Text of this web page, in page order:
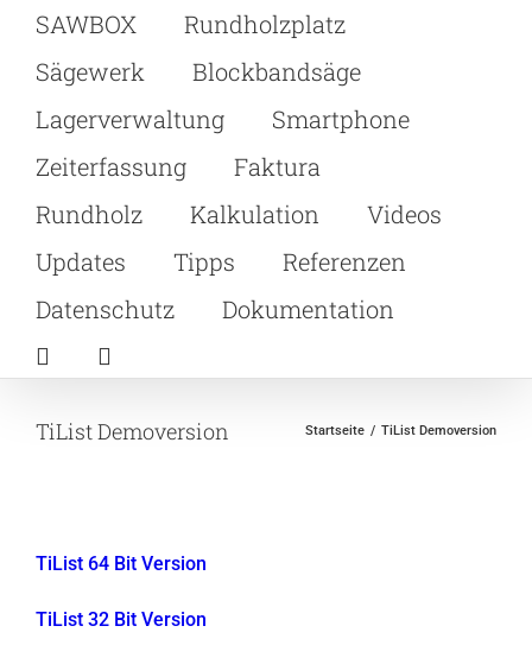
SAWBOX
Rundholzplatz
Sägewerk
Blockbandsäge
Lagerverwaltung
Smartphone
Zeiterfassung
Faktura
Rundholz
Kalkulation
Videos
Updates
Tipps
Referenzen
Datenschutz
Dokumentation
TiList Demoversion Startseite TiList Demoversion
TiList 64 Bit Version
TiList 32 Bit Version